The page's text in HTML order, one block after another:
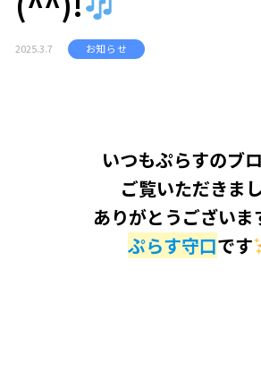
2025.3.7 お知らせ
いつもぷらすのブ
ご覧いただきま
ありがとうございま
ぷらす守口です